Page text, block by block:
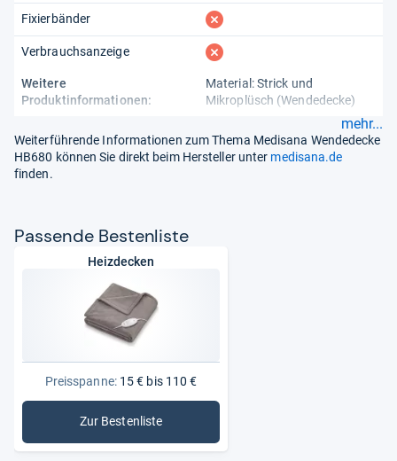
Fixierbänder fehlt
Verbrauchsanzeige fehlt
Weitere
Produktinformationen:
Material: Strick und
Mikroplüsch (Wendedecke)
mehr...
Weiterführende Informationen zum Thema Medisana Wendedecke
HB680 können Sie direkt beim Hersteller unter medisana.de
finden.
Pas­sende Bes­ten­liste
Heizdecken
Preisspanne:15 € bis 110 €
Zur Bestenliste
: Heizdecken